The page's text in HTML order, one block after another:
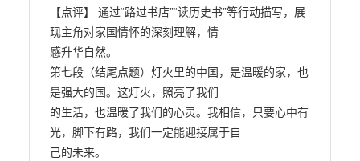
【点评】 通过“路过书店”“读历史书”等行动描写，展
现主角对家国情怀的深刻理解，情
感升华自然。
第七段（结尾点题）灯火里的中国，是温暖的家，也
是强大的国。这灯火，照亮了我们
的生活，也温暖了我们的心灵。我相信，只要心中有
光，脚下有路，我们一定能迎接属于自
己的未来。